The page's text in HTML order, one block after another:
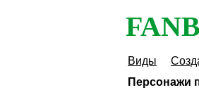
Виды
Персонажи